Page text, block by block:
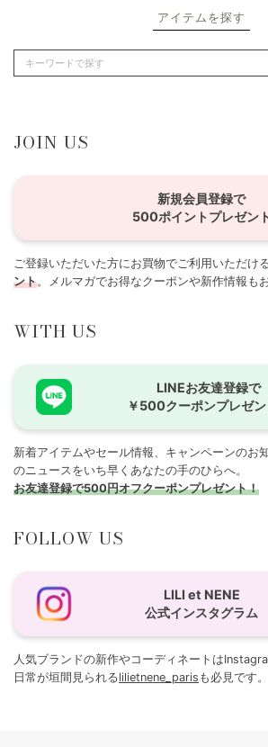
アイテムを探す
JOIN US
新規会員登録で
500ポイントプレゼン
ご登録いただいた方にお買物でご利用いただけ
ント。メルマガでお得なクーポンや新作情報も
WITH US
LINEお友達登録で
￥500クーポンプレゼン
新着アイテムやセール情報、キャンペーンのお
のニュースをいち早くあなたの手のひらへ。
お友達登録で500円オフクーポンプレゼント！
FOLLOW US
LILI et NENE
公式インスタグラム
人気ブランドの新作やコーディネートは
日常が垣間見られるlilietnene_paris も必見です。